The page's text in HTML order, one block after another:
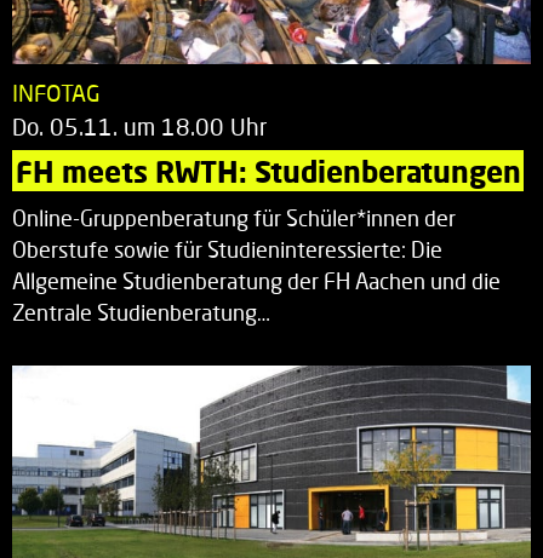
INFOTAG
Do. 05.11. um 18.00 Uhr
FH meets RWTH: Studienberatungen
Online-Gruppenberatung für Schüler*innen der
Oberstufe sowie für Studieninteressierte: Die
Allgemeine Studienberatung der FH Aachen und die
Zentrale Studienberatung…